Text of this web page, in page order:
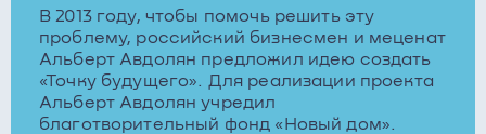
В 2013 году, чтобы помочь решить эту
проблему, российский бизнесмен и меценат
Альберт Авдолян предложил идею создать
«Точку будущего». Для реализации проекта
Альберт Авдолян учредил
благотворительный фонд «Новый дом».